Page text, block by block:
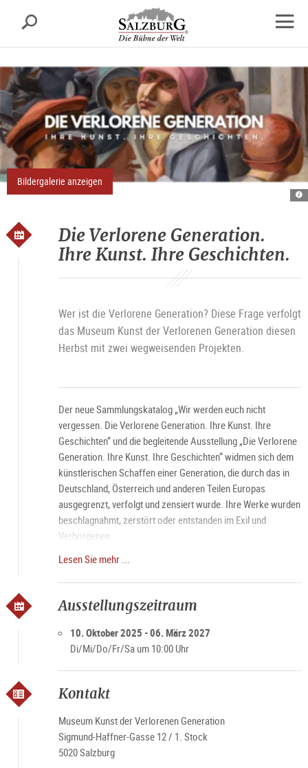
sr.skipnav.Zum
Inhalt
springen
sr.skipnav.Zum
Hauptmenü
springen
sr.skipnav.Zu
den
Kontaktinformationen
Suche
Bildergalerie anzeigen
Die Verlorene Generation.
Ihre Kunst. Ihre Geschichten.
Wer ist die Verlorene Generation? Diese Frage verfolgt
das Museum Kunst der Verlorenen Generation diesen
Herbst mit zwei wegweisenden Projekten.
Der neue Sammlungskatalog „Wir werden euch nicht
vergessen. Die Verlorene Generation. Ihre Kunst. Ihre
Geschichten“ und die begleitende Ausstellung „Die Verlorene
Generation. Ihre Kunst. Ihre Geschichten“ widmen sich dem
künstlerischen Schaffen einer Generation, die durch das in
Deutschland, Österreich und anderen Teilen Europas
ausgegrenzt, verfolgt und zensiert wurde. Ihre Werke wurden
beschlagnahmt, zerstört oder entstanden im Exil und
Verborgenen.
Voranmeldung.
Di - Sa 10 – 17 Uhr
Feiertags geschlossen
Lesen Sie mehr ...
Ausstellungszeitraum
10. Oktober 2025 - 06. März 2027
Di/Mi/Do/Fr/Sa um 10:00 Uhr
Kontakt
Museum Kunst der Verlorenen Generation
Sigmund-Haffner-Gasse 12 / 1. Stock
5020 Salzburg